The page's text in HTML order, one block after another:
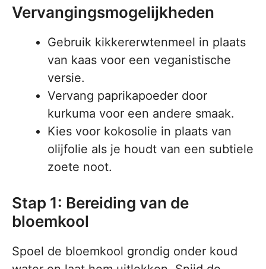
Vervangingsmogelijkheden
Gebruik kikkererwtenmeel in plaats
van kaas voor een veganistische
versie.
Vervang paprikapoeder door
kurkuma voor een andere smaak.
Kies voor kokosolie in plaats van
olijfolie als je houdt van een subtiele
zoete noot.
Stap 1: Bereiding van de
bloemkool
Spoel de bloemkool grondig onder koud